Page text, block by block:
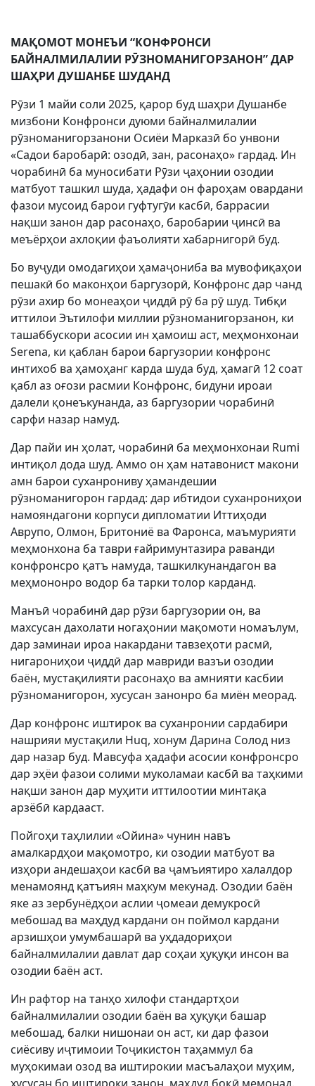
МАҚОМОТ МОНЕЪИ “КОНФРОНСИ
БАЙНАЛМИЛАЛИИ РӮЗНОМАНИГОРЗАНОН” ДАР
ШАҲРИ ДУШАНБЕ ШУДАНД
Рӯзи 1 майи соли 2025, қарор буд шаҳри Душанбе
мизбони Конфронси дуюми байналмилалии
рӯзноманигорзанони Осиёи Марказӣ бо унвони
«Садои баробарӣ: озодӣ, зан, расонаҳо» гардад. Ин
чорабинӣ ба муносибати Рӯзи ҷаҳонии озодии
матбуот ташкил шуда, ҳадафи он фароҳам овардани
фазои мусоид барои гуфтугӯи касбӣ, баррасии
нақши занон дар расонаҳо, баробарии ҷинсӣ ва
меъёрҳои ахлоқии фаъолияти хабарнигорӣ буд.
Бо вуҷуди омодагиҳои ҳамаҷониба ва мувофиқаҳои
пешакӣ бо маконҳои баргузорӣ, Конфронс дар чанд
рӯзи ахир бо монеаҳои ҷиддӣ рӯ ба рӯ шуд. Тибқи
иттилои Эътилофи миллии рӯзноманигорзанон, ки
ташаббускори асосии ин ҳамоиш аст, меҳмонхонаи
Serena, ки қаблан барои баргузории конфронс
интихоб ва ҳамоҳанг карда шуда буд, ҳамагӣ 12 соат
қабл аз оғози расмии Конфронс, бидуни ироаи
далели қонеъкунанда, аз баргузории чорабинӣ
сарфи назар намуд.
Дар пайи ин ҳолат, чорабинӣ ба меҳмонхонаи Rumi
интиқол дода шуд. Аммо он ҳам натавонист макони
амн барои суханрониву ҳамандешии
рӯзноманигорон гардад: дар ибтидои суханрониҳои
намояндагони корпуси дипломатии Иттиҳоди
Аврупо, Олмон, Бритониё ва Фаронса, маъмурияти
меҳмонхона ба таври ғайримунтазира раванди
конфронсро қатъ намуда, ташкилкунандагон ва
меҳмононро водор ба тарки толор карданд.
Манъӣ чорабинӣ дар рӯзи баргузории он, ва
махсусан дахолати ногаҳонии мақомоти номаълум,
дар заминаи ироа накардани тавзеҳоти расмӣ,
нигарониҳои ҷиддӣ дар мавриди вазъи озодии
баён, мустақилияти расонаҳо ва амнияти касбии
рӯзноманигорон, хусусан занонро ба миён меорад.
Дар конфронс иштирок ва суханронии сардабири
нашрияи мустақили Huq, хонум Дарина Солод низ
дар назар буд. Мавсуфа ҳадафи асосии конфронсро
дар эҳёи фазои солими муколамаи касбӣ ва таҳкими
нақши занон дар муҳити иттилоотии минтақа
арзёбӣ кардааст.
Пойгоҳи таҳлилии «Ойина» чунин навъ
амалкардҳои мақомотро, ки озодии матбуот ва
изҳори андешаҳои касбӣ ва ҷамъиятиро халалдор
менамоянд қатъиян маҳкум мекунад. Озодии баён
яке аз зербунёдҳои аслии ҷомеаи демукросӣ
мебошад ва маҳдуд кардани он поймол кардани
арзишҳои умумбашарӣ ва уҳдадориҳои
байналмилалии давлат дар соҳаи ҳуқуқи инсон ва
озодии баён аст.
Ин рафтор на танҳо хилофи стандартҳои
байналмилалии озодии баён ва ҳуқуқи башар
мебошад, балки нишонаи он аст, ки дар фазои
сиёсиву иҷтимоии Тоҷикистон таҳаммул ба
муҳокимаи озод ва иштирокии масъалаҳои муҳим,